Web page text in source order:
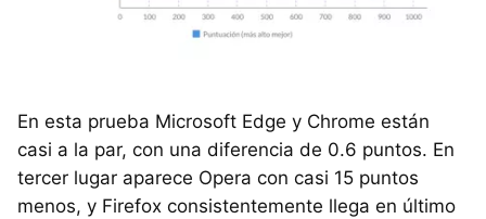
En esta prueba Microsoft Edge y Chrome están
casi a la par, con una diferencia de 0.6 puntos. En
tercer lugar aparece Opera con casi 15 puntos
menos, y Firefox consistentemente llega en último